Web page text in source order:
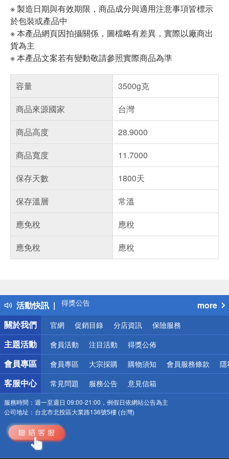
※ 製造日期與有效期限，商品成分與適用注意事項皆標示
於包裝或產品中
※ 本產品網頁因拍攝關係，圖檔略有差異，實際以廠商出
貨為主
※ 本產品文案若有變動敬請參照實際商品為準
容量
3500g克
商品來源國家
台灣
商品高度
28.9000
商品寬度
11.7000
保存天數
1800天
保存溫層
常溫
應免稅
應稅
應免稅
應稅
活動快訊
得獎公告
熱門話題
銀行優惠
偏遠地區配送
詐騙網頁！請小心！
more
關於我們
官網 促銷目錄 分店資訊 保險服務
主題活動 會員活動 注目活動 得獎公佈
會員專區 會員專區 大宗採購 購物須知 會員服務條款 隱
客服中心 常見問題 服務公告 意見信箱
服務時間： 週一至週日 09:00-21:00，例假日依網站公告為主
公司地址： 台北市北投區大業路136號5樓 (台灣)